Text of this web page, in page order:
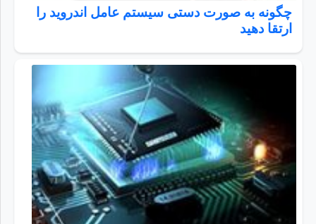
چگونه به صورت دستی سیستم عامل اندروید را
ارتقا دهید